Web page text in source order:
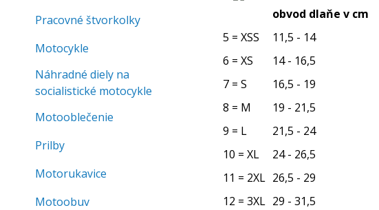
obvod dlaňe v cm
5 = XSS
11,5 - 14
6 = XS
14 - 16,5
7 = S
16,5 - 19
8 = M
19 - 21,5
9 = L
21,5 - 24
10 = XL
24 - 26,5
11 = 2XL 26,5 - 29
12 = 3XL 29 - 31,5
Pracovné štvorkolky
Motocykle
Náhradné diely na
socialistické motocykle
Motooblečenie
Prilby
Motorukavice
Motoobuv